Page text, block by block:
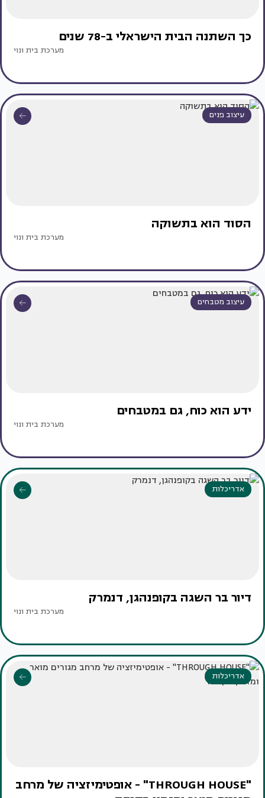
כך השתנה הבית הישראלי ב-78 שנים
מערכת בית ונוי
עיצוב פנים
הסוד הוא בתשוקה
מערכת בית ונוי
עיצוב מטבחים
ידע הוא כוח, גם במטבחים
מערכת בית ונוי
אדריכלות
דיור בר השגה בקופנהגן, דנמרק
מערכת בית ונוי
אדריכלות
"THROUGH HOUSE" - אופטימיזציה של מרחב